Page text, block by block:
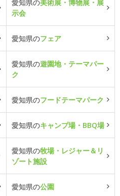
愛知県の美術展・博物展・展
示会
愛知県のフェア
愛知県の遊園地・テーマパー
ク
愛知県のフードテーマパーク
愛知県のキャンプ場・BBQ場
愛知県の牧場・レジャー＆リ
ゾート施設
愛知県の公園